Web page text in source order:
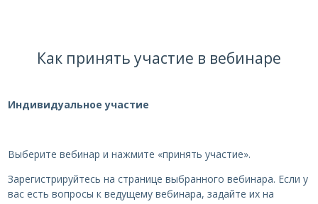
Как принять участие в вебинаре
Индивидуальное участие
Выберите вебинар и нажмите «принять участие».
Зарегистрируйтесь на странице выбранного вебинара. Если у
вас есть вопросы к ведущему вебинара, задайте их на